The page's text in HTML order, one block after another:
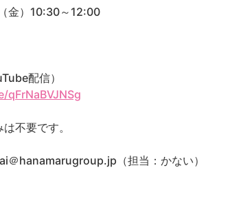
金）10:30～12:00
配信）
不要です。
＠hanamarugroup.jp（担当：かない）